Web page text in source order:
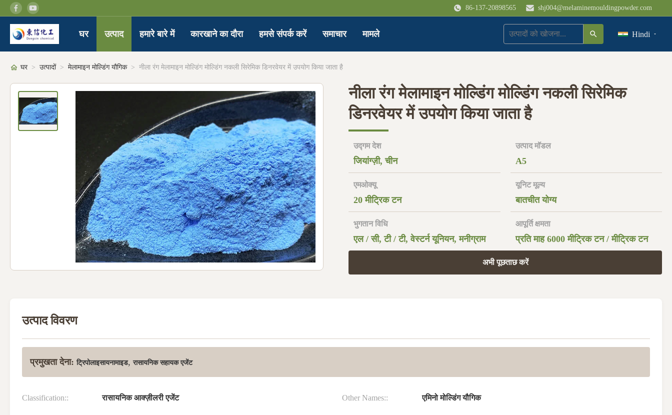
86-137-20898565 shj004@melaminemouldingpowder.com
घर उत्पाद हमारे बारे में कारखाने का दौरा हमसे संपर्क करें समाचार मामले Hindi
घर > उत्पादों > मेलामाइन मोल्डिंग यौगिक > नीला रंग मेलामाइन मोल्डिंग मोल्डिंग नकली सिरेमिक डिनरवेयर में उपयोग किया जाता है
नीला रंग मेलामाइन मोल्डिंग मोल्डिंग नकली सिरेमिक
डिनरवेयर में उपयोग किया जाता है
उद्गम देश
जियांग्ज़ी, चीन
उत्पाद मॉडल
A5
एमओक्यू
20 मीट्रिक टन
यूनिट मूल्य
बातचीत योग्य
भुगतान विधि
एल / सी, टी / टी, वेस्टर्न यूनियन, मनीग्राम
आपूर्ति क्षमता
प्रति माह 6000 मीट्रिक टन / मीट्रिक टन
अभी पूछताछ करें
उत्पाद विवरण
प्रमुखता देना: ट्रिपोलाइसायनामाइड,रासायनिक सहायक एजेंट
Classification:: रासायनिक आक्ज़ीलरी एजेंट Other Names:: एमिनो मोल्डिंग यौगिक